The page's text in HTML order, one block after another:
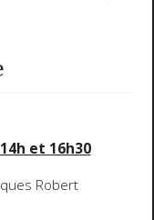
et 16h30
Robert